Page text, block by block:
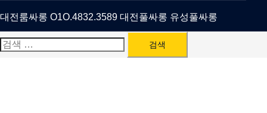
대전룸싸롱 O1O.4832.3589 대전풀싸롱 유성풀싸롱
검